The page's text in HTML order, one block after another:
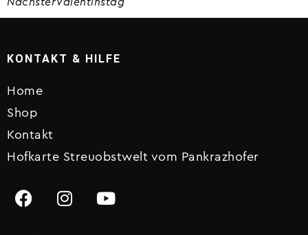
KONTAKT & HILFE
Home
Shop
Kontakt
Hofkarte Streuobstwelt vom Pankrazhofer